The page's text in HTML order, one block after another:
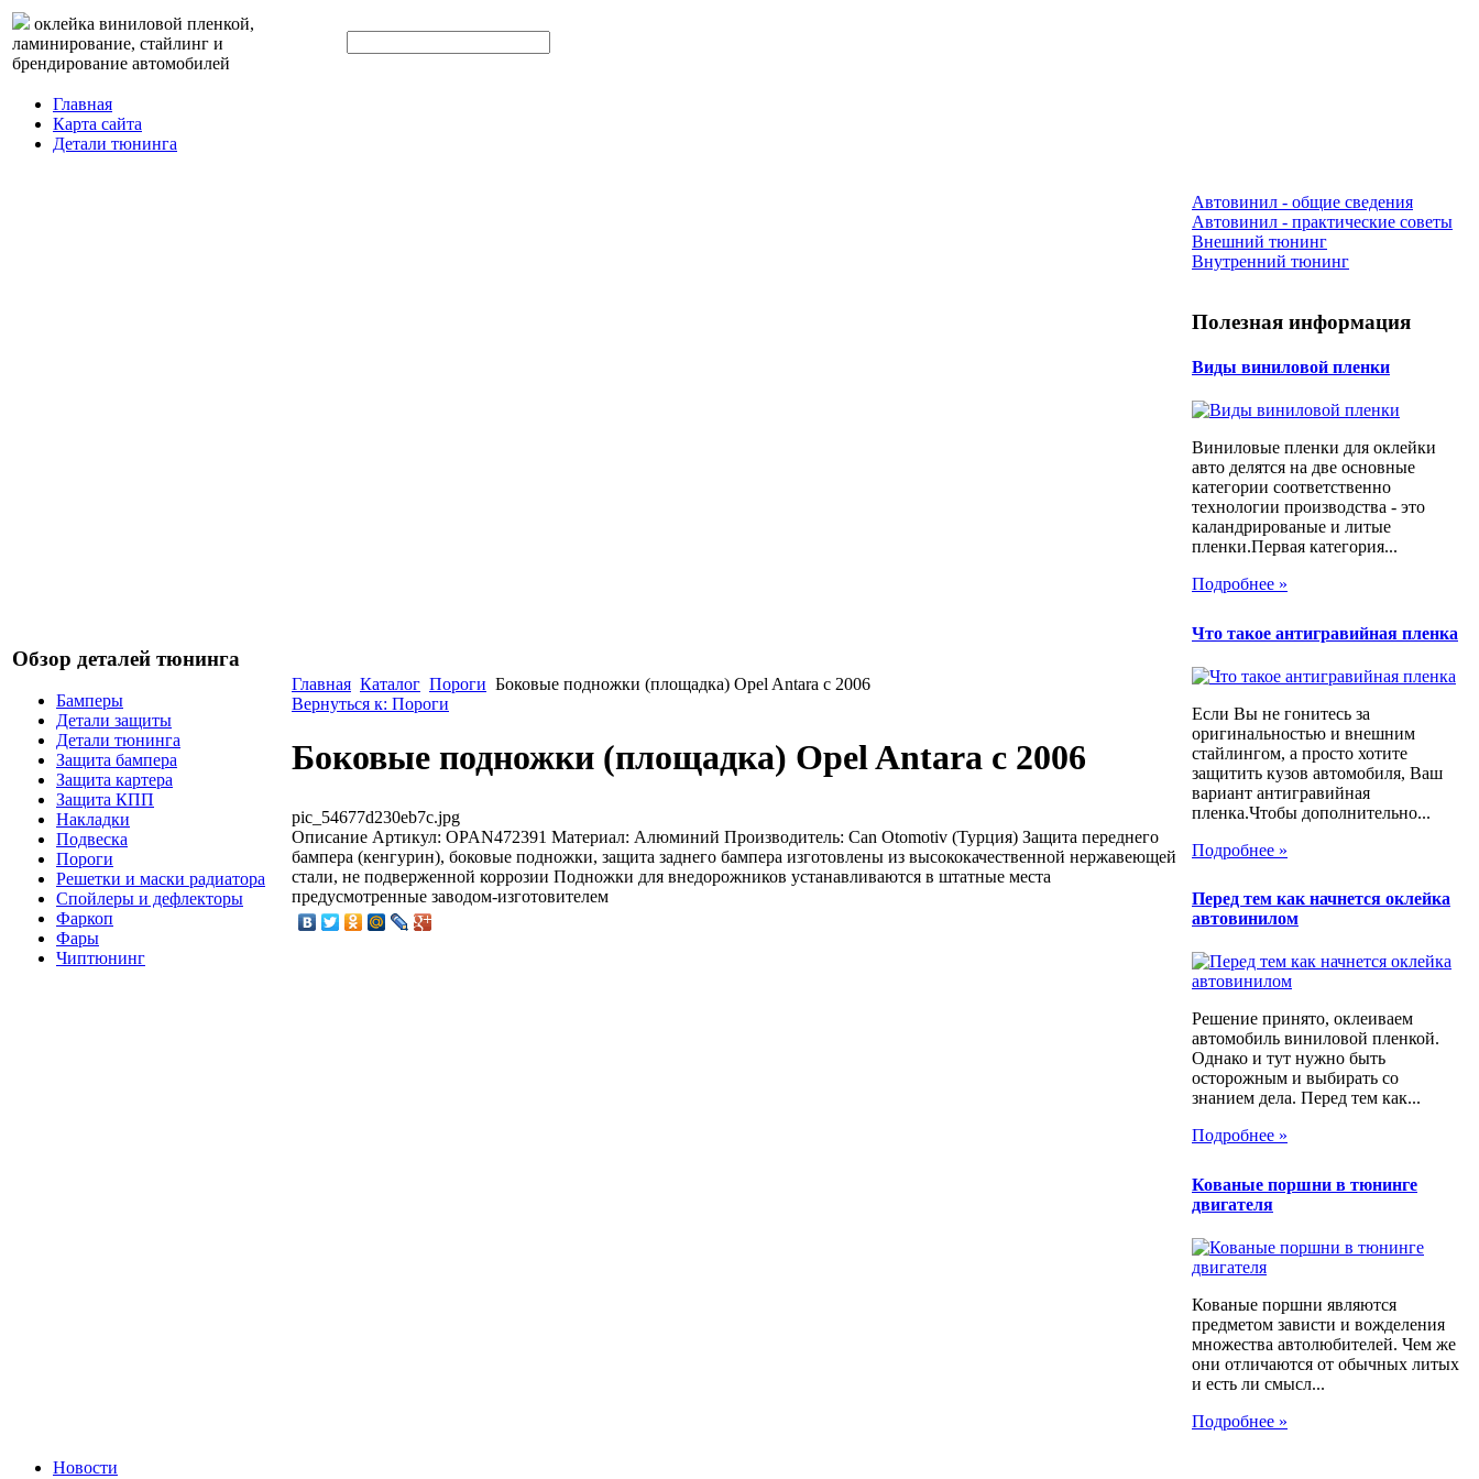
оклейка виниловой пленкой,
ламинирование, стайлинг и
брендирование автомобилей
Главная
Карта сайта
Детали тюнинга
Обзор деталей тюнинга
Бамперы
Детали защиты
Детали тюнинга
Защита бампера
Защита картера
Защита КПП
Накладки
Подвеска
Пороги
Решетки и маски радиатора
Спойлеры и дефлекторы
Фаркоп
Фары
Чиптюнинг
Главная Каталог Пороги Боковые подножки (площадка) Opel Antara с 2006
Вернуться к: Пороги
Боковые подножки (площадка) Opel Antara с 2006
pic_54677d230eb7c.jpg
Описание Артикул: OPAN472391 Материал: Алюминий Производитель: Can Otomotiv (Турция) Защита переднего
бампера (кенгурин), боковые подножки, защита заднего бампера изготовлены из высококачественной нержавеющей
стали, не подверженной коррозии Подножки для внедорожников устанавливаются в штатные места
предусмотренные заводом-изготовителем
Автовинил - общие сведения
Автовинил - практические советы
Внешний тюнинг
Внутренний тюнинг
Полезная информация
Виды виниловой пленки
Виниловые пленки для оклейки
авто делятся на две основные
категории соответственно
технологии производства - это
каландрированые и литые
пленки.Первая категория...
Подробнее »
Что такое антигравийная пленка
Если Вы не гонитесь за
оригинальностью и внешним
стайлингом, а просто хотите
защитить кузов автомобиля, Ваш
вариант антигравийная
пленка.Чтобы дополнительно...
Подробнее »
Перед тем как начнется оклейка
автовинилом
Решение принято, оклеиваем
автомобиль виниловой пленкой.
Однако и тут нужно быть
осторожным и выбирать со
знанием дела. Перед тем как...
Подробнее »
Кованые поршни в тюнинге
двигателя
Кованые поршни являются
предметом зависти и вожделения
множества автолюбителей. Чем же
они отличаются от обычных литых
и есть ли смысл...
Подробнее »
Новости